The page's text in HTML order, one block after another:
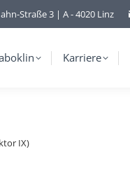
Straße 3 | A - 4020 Linz
Karriere
IX)